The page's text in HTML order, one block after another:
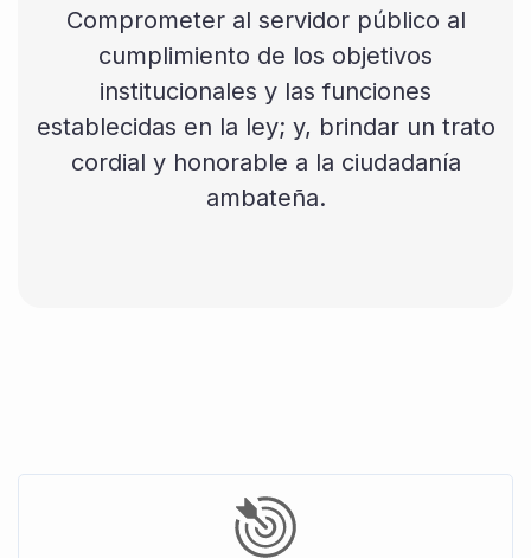
Comprometer al servidor público al
cumplimiento de los objetivos
institucionales y las funciones
establecidas en la ley; y, brindar un trato
cordial y honorable a la ciudadanía
ambateña.